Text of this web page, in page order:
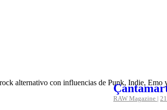
alternativo con influencias de Punk, Indie,
RAW Magazine